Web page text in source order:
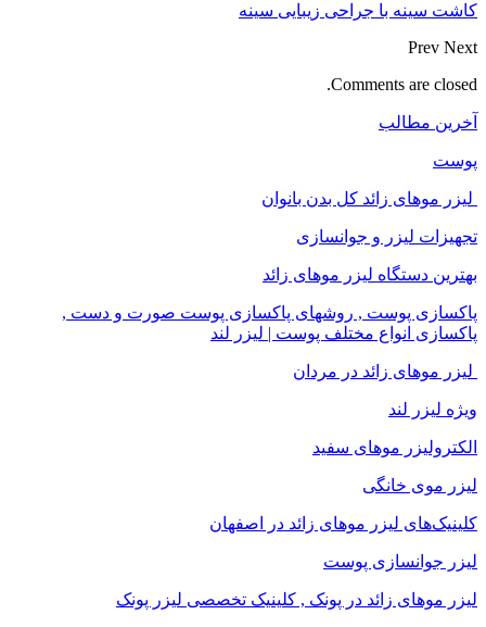
کاشت سینه با جراحی زیبایی سینه
Prev Next
Comments are closed.
آخرین مطالب
پوست
لیزر موهای زائد کل بدن بانوان
تجهیزات لیزر و جوانسازی
بهترین دستگاه لیزر موهای زائد
پاکسازی پوست , روشهای پاکسازی پوست صورت و دست ,
پاکسازی انواع مختلف پوست | لیزر لند
لیزر موهای زائد در مردان
ویژه لیزر لند
الکترولیزر موهای سفید
لیزر موی خانگی
کلینیک‌های لیزر موهای زائد در اصفهان
لیزر جوانسازی پوست
لیزر موهای زائد در پونک , کلینیک تخصصی لیزر پونک